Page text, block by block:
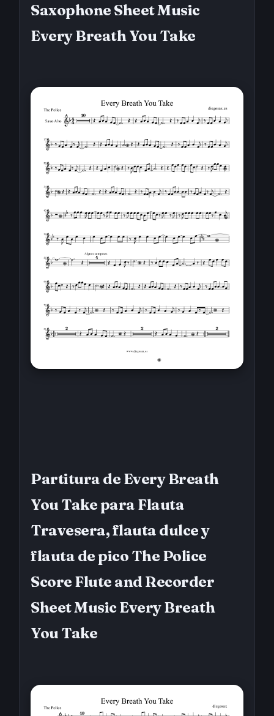
Saxophone Sheet Music
Every Breath You Take
Partitura de Every Breath
You Take para Flauta
Travesera, flauta dulce y
flauta de pico The Police
Score Flute and Recorder
Sheet Music Every Breath
You Take